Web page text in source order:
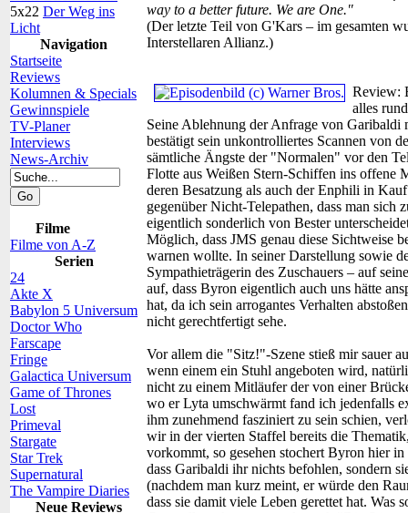
5x22 Der Weg ins
Licht
Navigation
Startseite
Reviews
Kolumnen & Specials
Gewinnspiele
TV-Planer
Interviews
News-Archiv
Filme
Filme von A-Z
Serien
24
Akte X
Babylon 5 Universum
Doctor Who
Farscape
Fringe
Galactica Universum
Game of Thrones
Lost
Primeval
Stargate
Star Trek
Supernatural
The Vampire Diaries
Neue Reviews
way to a better future. We are One."
(Der letzte Teil von G'Kars – im gesamten
Interstellaren Allianz.)
Review:
alles
Seine Ablehnung der Anfrage von Garibaldi
bestätigt sein unkontrolliertes Scannen von
sämtliche Ängste der "Normalen" vor den
Flotte aus Weißen Stern-Schiffen ins offene
deren Besatzung als auch der Enphili in
gegenüber Nicht-Telepathen, dass man
eigentlich sonderlich von Bester
Möglich, dass JMS genau diese Sichtweise
warnen wollte. In seiner Darstellung sowie
Sympathieträgerin des Zuschauers – auf
auf, dass Byron eigentlich auch uns hätte
hat, da ich sein arrogantes Verhalten
nicht gerechtfertigt sehe.
Vor allem die "Sitz!"-Szene stieß mir sauer
wenn einem ein Stuhl angeboten wird,
nicht zu einem Mitläufer der von einer
wo er Lyta umschwärmt fand ich jedenfalls
ihm zunehmend fasziniert zu sein schien,
wir in der vierten Staffel bereits die
vorkommt, so gesehen stochert Byron hier
dass Garibaldi ihr nichts befohlen, sondern
(nachdem man kurz meint, er würde den
dass sie damit viele Leben gerettet hat. Was